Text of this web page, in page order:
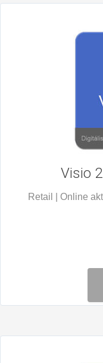
Visio
Retail | Online